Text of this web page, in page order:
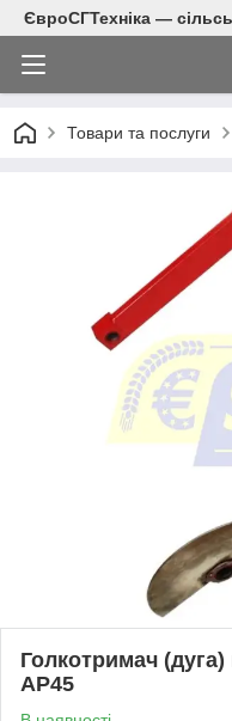
ЄвроСГТехніка —
Товари та послуги
Голкотримач
AP45